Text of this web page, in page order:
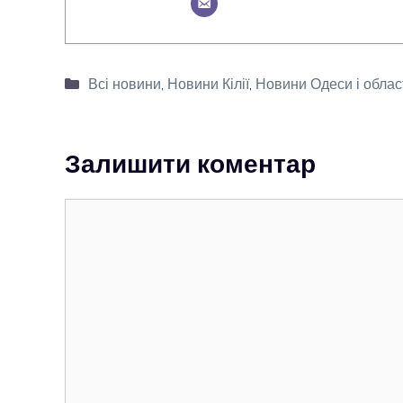
Категорії
Всі новини, Новини Кілії, Новини Одеси і
Залишити коментар